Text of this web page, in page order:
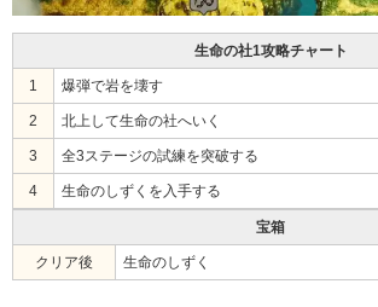
生命の社1攻略チャート
1 爆弾で岩を壊す
2 北上して生命の社へいく
3 全3ステージの試練を突破する
4 生命のしずくを入手する
宝箱
クリア後 生命のしずく